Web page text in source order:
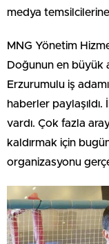
medya
MNG Yönetim
Doğunun en büyük
Erzurumulu iş
haberler paylaşıldı.
vardı. Çok fazla
kaldırmak için
organizasyonu